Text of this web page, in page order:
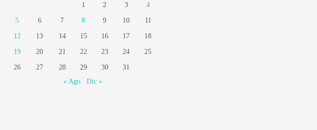
1 2 3 4
5 6 7 8 9 10 11
12 13 14 15 16 17 18
19 20 21 22 23 24 25
26 27 28 29 30
31
« Ago
Dic »